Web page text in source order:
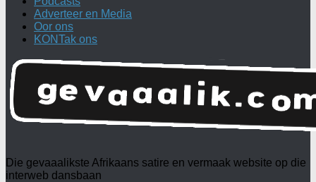
Adverteer en Media
Oor ons
KONTak ons
Die gevaaalikste Afrikaans satire en vermaak website op die
interweb dansbaan